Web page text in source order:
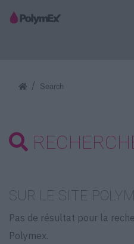
Search
SUR LE SITE
Pas de résultat pour la
Polymex.